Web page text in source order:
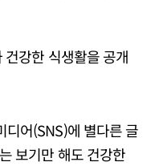
강한 식생활을 공개
디어(SNS)에 별다른 글
보기만 해도 건강한